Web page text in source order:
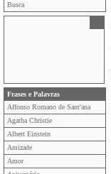
Busca
Frases e Palavras
Affonso Romano de Sant'ana
Agatha Christie
Albert Einstein
Amizade
Amor